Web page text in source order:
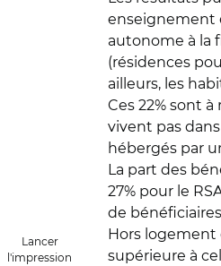
Lancer
l'impression
enseignement
autonome à la
(résidences
ailleurs, les
Ces 22% sont
vivent pas
hébergés par
La part des
27% pour le
de
Hors
supérieure à